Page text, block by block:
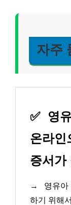
자주
✅
영
온라인
증서가
→
영유아
하기 위해